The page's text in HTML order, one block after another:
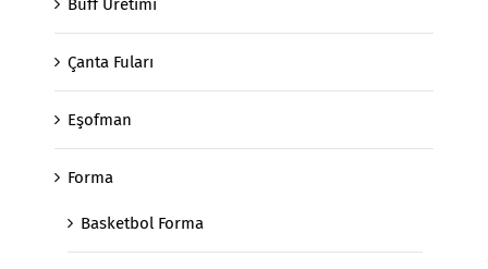
Buff Üretimi
Çanta Fuları
Eşofman
Forma
Basketbol Forma